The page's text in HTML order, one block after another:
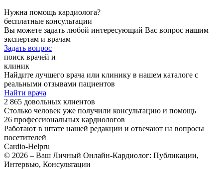
Нужна помощь кардиолога?
бесплатные консультации
Вы можете задать любой интересующий Вас вопрос нашим
экспертам и врачам
Задать вопрос
поиск врачей и
клиник
Найдите лучшего врача или клинику в нашем каталоге с
реальными отзывами пациентов
Найти врача
2 865 довольных клиентов
Столько человек уже получили консультацию и помощь
26 профессиональных кардиологов
Работают в штате нашей редакции и отвечают на вопросы
посетителей
Cardio-Helpru
© 2026 – Ваш Личный Онлайн-Кардиолог: Публикации,
Интервью, Консультации